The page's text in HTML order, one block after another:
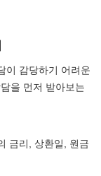
이 감당하기 어려운
을 먼저 받아보는
금리, 상환일, 원금